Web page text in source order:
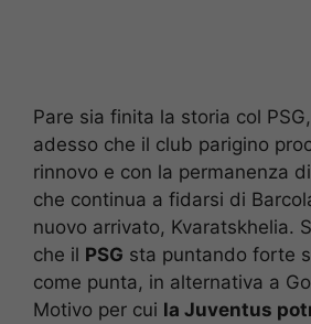
Pare sia finita la storia col
adesso che il club parigino
rinnovo e con la permanenza
che continua a fidarsi di
nuovo arrivato, Kvaratskhelia.
che il PSG sta puntando forte
come punta, in alternativa a
Motivo per cui la Juventus